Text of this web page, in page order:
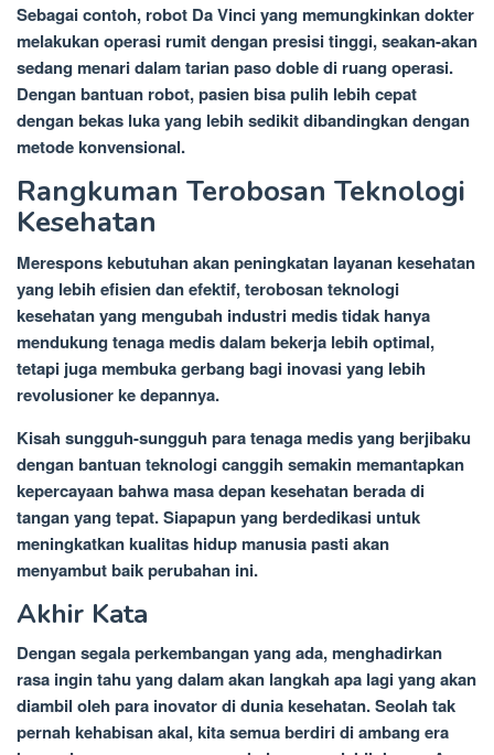
Sebagai contoh, robot Da Vinci yang memungkinkan dokter
melakukan operasi rumit dengan presisi tinggi, seakan-akan
sedang menari dalam tarian paso doble di ruang operasi.
Dengan bantuan robot, pasien bisa pulih lebih cepat
dengan bekas luka yang lebih sedikit dibandingkan dengan
metode konvensional.
Rangkuman Terobosan Teknologi
Kesehatan
Merespons kebutuhan akan peningkatan layanan kesehatan
yang lebih efisien dan efektif, terobosan teknologi
kesehatan yang mengubah industri medis tidak hanya
mendukung tenaga medis dalam bekerja lebih optimal,
tetapi juga membuka gerbang bagi inovasi yang lebih
revolusioner ke depannya.
Kisah sungguh-sungguh para tenaga medis yang berjibaku
dengan bantuan teknologi canggih semakin memantapkan
kepercayaan bahwa masa depan kesehatan berada di
tangan yang tepat. Siapapun yang berdedikasi untuk
meningkatkan kualitas hidup manusia pasti akan
menyambut baik perubahan ini.
Akhir Kata
Dengan segala perkembangan yang ada, menghadirkan
rasa ingin tahu yang dalam akan langkah apa lagi yang akan
diambil oleh para inovator di dunia kesehatan. Seolah tak
pernah kehabisan akal, kita semua berdiri di ambang era